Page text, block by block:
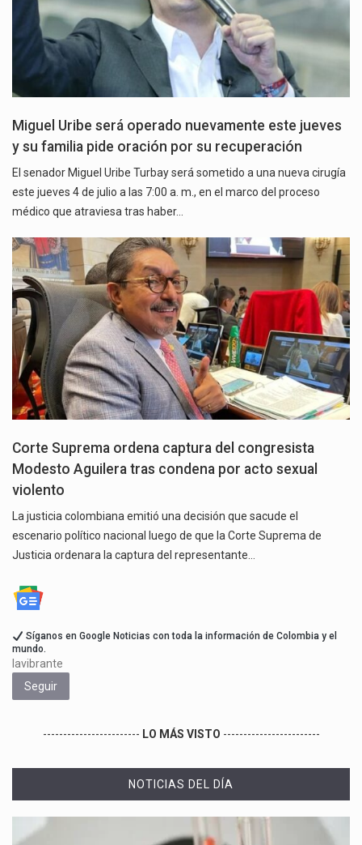
Miguel Uribe será operado nuevamente este jueves
y su familia pide oración por su recuperación
El senador Miguel Uribe Turbay será sometido a una nueva cirugía
este jueves 4 de julio a las 7:00 a. m., en el marco del proceso
médico que atraviesa tras haber…
Corte Suprema ordena captura del congresista
Modesto Aguilera tras condena por acto sexual
violento
La justicia colombiana emitió una decisión que sacude el
escenario político nacional luego de que la Corte Suprema de
Justicia ordenara la captura del representante…
Síganos en Google Noticias con toda la información de Colombia y el
mundo.
lavibrante
Seguir
------------------------ LO MÁS VISTO ------------------------
NOTICIAS DEL DÍA